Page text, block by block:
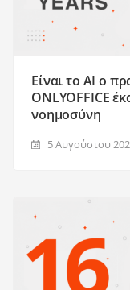
Είναι το AI ο
ONLYOFFICE
νοημοσύνη
5 Αυγούστου